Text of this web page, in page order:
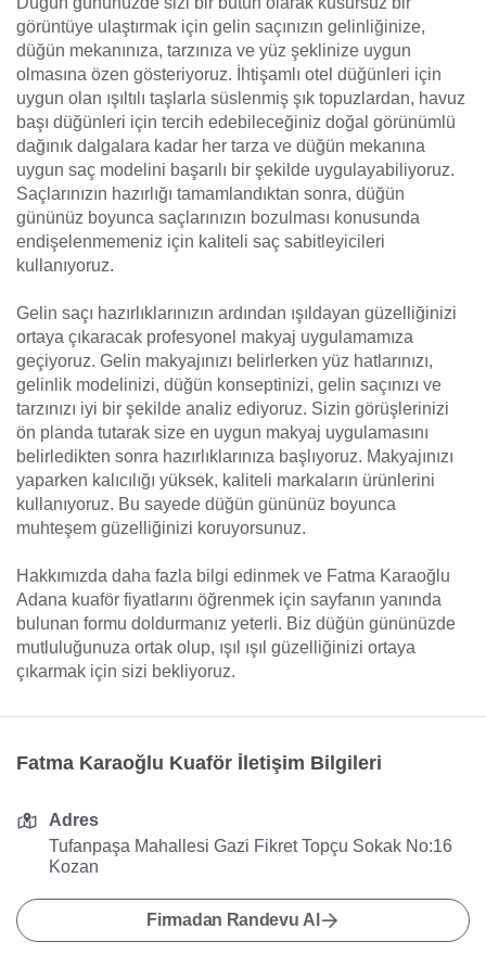
görüntüye ulaştırmak için gelin saçınızın gelinliğinize,
düğün mekanınıza, tarzınıza ve yüz şeklinize uygun
olmasına özen gösteriyoruz. İhtişamlı otel düğünleri için
uygun olan ışıltılı taşlarla süslenmiş şık topuzlardan, havuz
başı düğünleri için tercih edebileceğiniz doğal görünümlü
dağınık dalgalara kadar her tarza ve düğün mekanına
uygun saç modelini başarılı bir şekilde uygulayabiliyoruz.
Saçlarınızın hazırlığı tamamlandıktan sonra, düğün
gününüz boyunca saçlarınızın bozulması konusunda
endişelenmemeniz için kaliteli saç sabitleyicileri
kullanıyoruz.
Gelin saçı hazırlıklarınızın ardından ışıldayan güzelliğinizi
ortaya çıkaracak profesyonel makyaj uygulamamıza
geçiyoruz. Gelin makyajınızı belirlerken yüz hatlarınızı,
gelinlik modelinizi, düğün konseptinizi, gelin saçınızı ve
tarzınızı iyi bir şekilde analiz ediyoruz. Sizin görüşlerinizi
ön planda tutarak size en uygun makyaj uygulamasını
belirledikten sonra hazırlıklarınıza başlıyoruz. Makyajınızı
yaparken kalıcılığı yüksek, kaliteli markaların ürünlerini
kullanıyoruz. Bu sayede düğün gününüz boyunca
muhteşem güzelliğinizi koruyorsunuz.
Hakkımızda daha fazla bilgi edinmek ve Fatma Karaoğlu
Adana kuaför fiyatlarını öğrenmek için sayfanın yanında
bulunan formu doldurmanız yeterli. Biz düğün gününüzde
mutluluğunuza ortak olup, ışıl ışıl güzelliğinizi ortaya
çıkarmak için sizi bekliyoruz.
Fatma Karaoğlu Kuaför İletişim Bilgileri
Adres
Tufanpaşa Mahallesi Gazi Fikret Topçu Sokak No:16
Kozan
Firmadan Randevu Al